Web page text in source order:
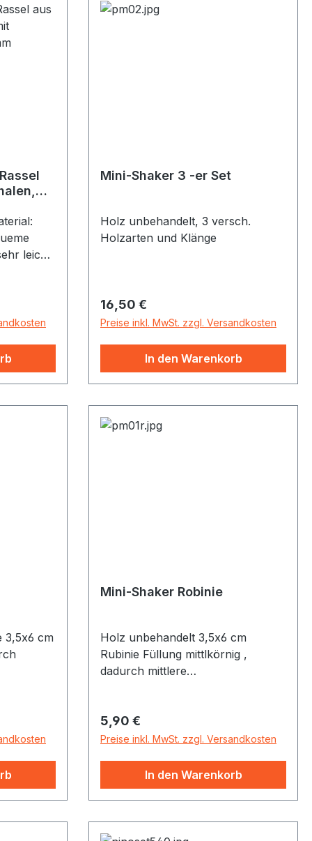
leicht
vielseitig
und
Mini-Shaker 3 -er Set
Holz unbehandelt, 3 versch.
Holzarten und Klänge
Regulärer Preis:
16,50 €
Preise inkl. MwSt. zzgl. Versandkosten
In den Warenkorb
3,5x6 cm
Mini-Shaker Robinie
Holz unbehandelt 3,5x6 cm
Rubinie Füllung mittlkörnig ,
dadurch mittlere
Regulärer Preis:
5,90 €
Preise inkl. MwSt. zzgl. Versandkosten
In den Warenkorb